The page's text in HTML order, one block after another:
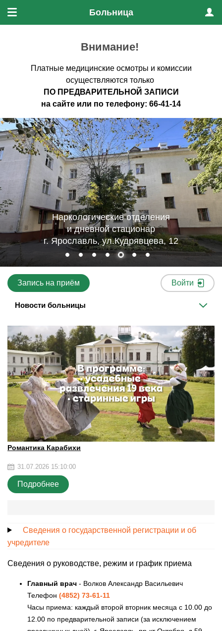
Меню
Больница
Внимание!
Платные медицинские осмотры и комиссии
осуществляются только
ПО ПРЕДВАРИТЕЛЬНОЙ ЗАПИСИ
на сайте или по телефону: 66-41-14
Наркологические отделения
и дневной стационар
г. Ярославль, ул.Кудрявцева, 12
Запись на приём Войти
Новости больницы
Романтика Карабихи
31.07.2026 15:10:00
Подробнее
Сведения о государственной регистрации и об
учредителе
Сведения о руководстве, режим и график приема
Главный врач - Волков Александр Васильевич
Телефон (4852) 73-61-11
Часы приема: каждый второй вторник месяца с 10.00 до
12.00 по предварительной записи (за исключением